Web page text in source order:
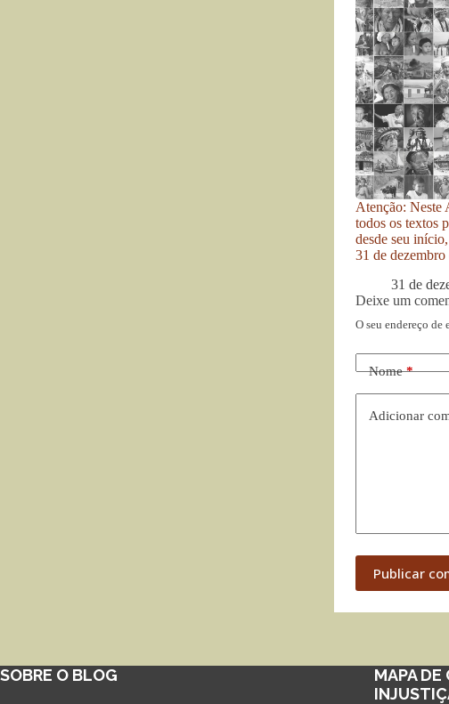
Atenção: Neste
todos os textos
desde seu
31 de dezembro
31 de
Deixe um
O seu endereço
Nome*
Adicionar
Publicar
SOBRE O BLOG
MAPA